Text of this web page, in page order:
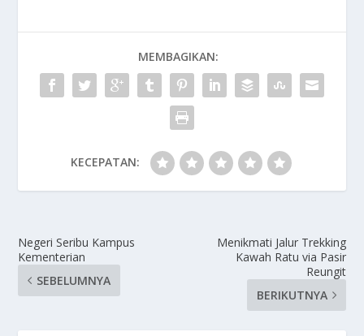
MEMBAGIKAN:
KECEPATAN:
Negeri Seribu Kampus
Kementerian
SEBELUMNYA
Menikmati Jalur Trekking
Kawah Ratu via Pasir
Reungit
BERIKUTNYA